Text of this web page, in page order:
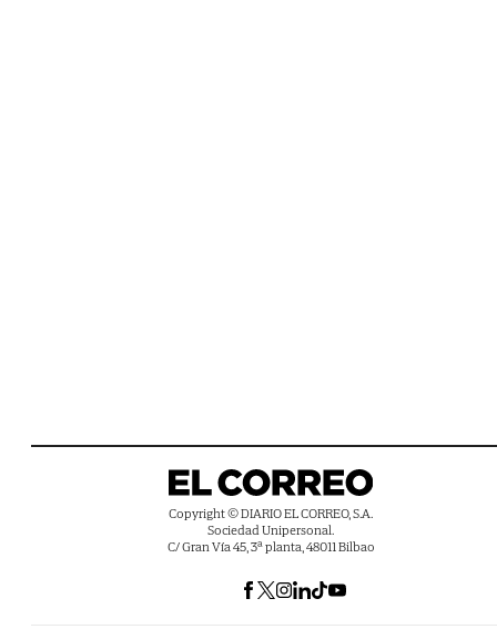
Copyright © DIARIO EL CORREO, S.A.
Sociedad Unipersonal.
C/ Gran Vía 45, 3ª planta, 48011 Bilbao